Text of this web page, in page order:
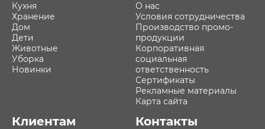
Кухня
Хранение
Дом
Дети
Животные
Уборка
Новинки
О нас
Условия сотрудничества
Производство промо-
продукции
Корпоративная
социальная
ответственность
Сертификаты
Рекламные материалы
Карта сайта
Клиентам Контакты